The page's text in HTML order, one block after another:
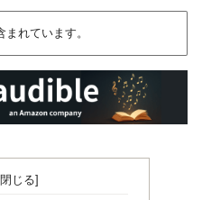
れています。